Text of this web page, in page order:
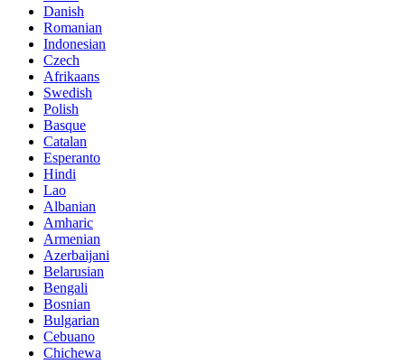
Danish
Romanian
Indonesian
Czech
Afrikaans
Swedish
Polish
Basque
Catalan
Esperanto
Hindi
Lao
Albanian
Amharic
Armenian
Azerbaijani
Belarusian
Bengali
Bosnian
Bulgarian
Cebuano
Chichewa